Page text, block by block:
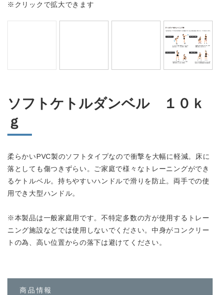
tel.0256-33-0532
※クリックで拡大できます
ソフトケトルダンベル １０ｋ
ｇ
柔らかいPVC製のソフトタイプなので衝撃を大幅に軽減。床に
落としても傷つきずらい。ご家庭で様々なトレーニングができ
るケトルベル。持ちやすいハンドルで滑りを防止。両手での使
用でき大型ハンドル。
※本製品は一般家庭用です。不特定多数の方が使用するトレー
ニング施設などでは使用しないでください。中身がコンクリー
トの為、高い位置からの落下は避けてください。
商品情報